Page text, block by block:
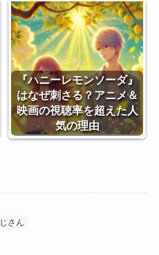
『ハニーレモンソーダ』
はなぜ刺さる？アニメ＆
映画の視聴率を超えた人
気の理由
さん